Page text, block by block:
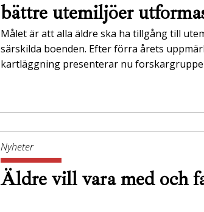
bättre utemiljöer
Målet är att alla äldre ska ha tillgång till
särskilda boenden. Efter förra årets
kartläggning presenterar nu
Nyheter
Äldre vill vara med och